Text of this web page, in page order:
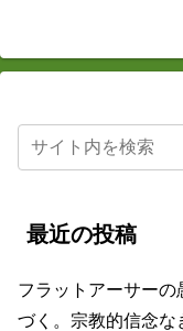
最近の投稿
フラットアーサー
づく。宗教的信念な